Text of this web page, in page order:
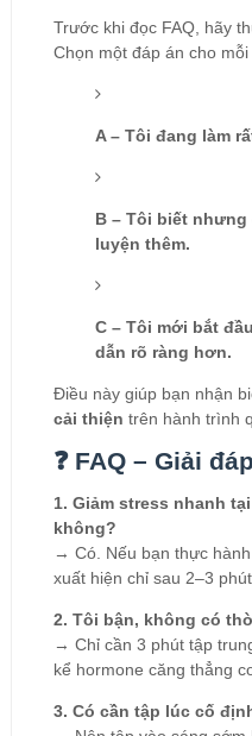
Trước khi đọc FAQ, hãy
Chọn một đáp án cho mỗi
A – Tôi đang làm
B – Tôi biết
luyện thêm.
C – Tôi mới bắt
dẫn rõ ràng hơn.
Điều này giúp bạn nhận
cải thiện trên hành trình
❓ FAQ – Giải
1. Giảm stress nhanh
không?
→ Có. Nếu bạn thực
xuất hiện chỉ sau 2–3 phút.
2. Tôi bận, không có
→ Chỉ cần 3 phút tập
kể hormone căng thẳng
3. Có cần tập lúc cố